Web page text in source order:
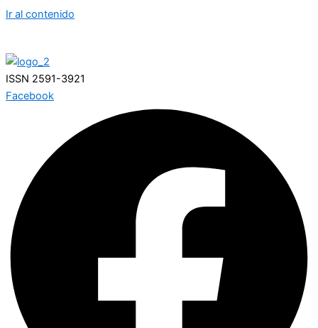
Ir al contenido
ISSN 2591-3921
Facebook